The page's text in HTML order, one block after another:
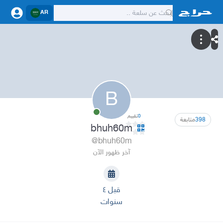
AR
B
398متابعة 0تقييم
bhuh60m
@bhuh60m
آخر ظهور الآن
قبل ٤
سنوات